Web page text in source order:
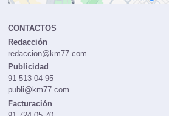
CONTACTOS
Redacción
redaccion@km77.com
Publicidad
91 513 04 95
publi@km77.com
Facturación